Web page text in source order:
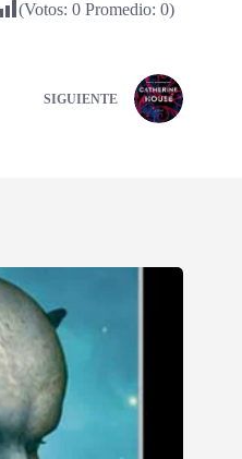
(Votos: 0Promedio: 0)
SIGUIENTE